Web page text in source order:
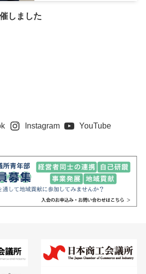
しました
Instagram YouTube